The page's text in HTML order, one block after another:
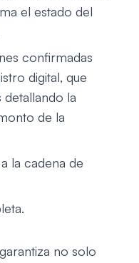
el estado del
confirmadas
digital, que
detallando la
de la
la cadena de
no solo